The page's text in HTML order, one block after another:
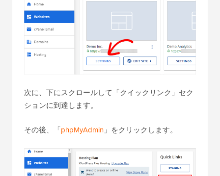
次に、下にスクロールして「クイックリンク」セク
ションに到達します。
その後、「phpMyAdmin」をクリックします。